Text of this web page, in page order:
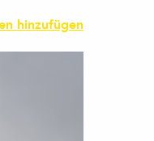
hinzufügen